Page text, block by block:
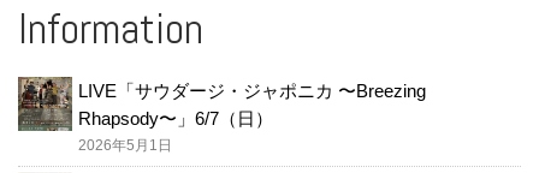
Information
LIVE「サウダージ・ジャポニカ 〜Breezing
Rhapsody〜」6/7（日）
2026年5月1日